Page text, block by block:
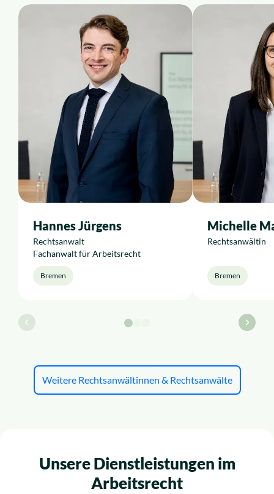
Hannes Jürgens
Rechtsanwalt
Fachanwalt für Arbeitsrecht
Bremen
Michelle
Rechtsanwältin
Bremen
Weitere Rechtsanwältinnen & Rechtsanwälte
Unsere Dienstleistungen im
Arbeitsrecht